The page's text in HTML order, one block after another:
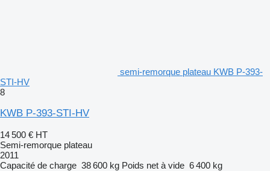
semi-remorque plateau KWB P-393-
STI-HV
8
KWB P-393-STI-HV
14 500 € HT
Semi-remorque plateau
2011
Capacité de charge 38 600 kg Poids net à vide 6 400 kg